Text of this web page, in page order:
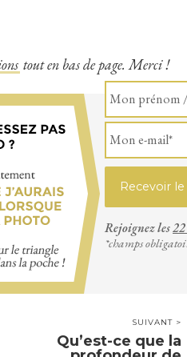
tout en bas de page. Merci !
Rejoignez les
*champs
SUIVANT >
Qu’est-ce que la